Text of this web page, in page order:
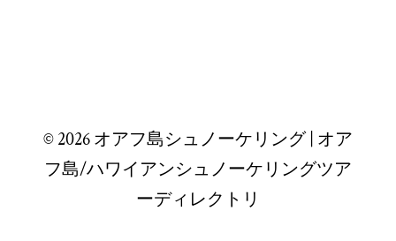
© 2026 オアフ島シュノーケリング | オア
フ島/ハワイアンシュノーケリングツア
ーディレクトリ